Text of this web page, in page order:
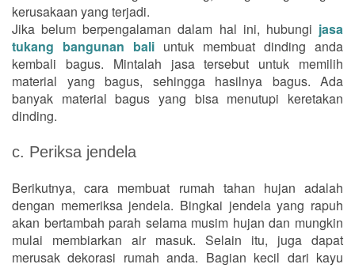
kerusakaan yang terjadi.
Jika belum berpengalaman dalam hal ini, hubungi jasa
tukang bangunan bali untuk membuat dinding anda
kembali bagus. Mintalah jasa tersebut untuk memilih
material yang bagus, sehingga hasilnya bagus. Ada
banyak material bagus yang bisa menutupi keretakan
dinding.
c. Periksa jendela
Berikutnya, cara membuat rumah tahan hujan adalah
dengan memeriksa jendela. Bingkai jendela yang rapuh
akan bertambah parah selama musim hujan dan mungkin
mulai membiarkan air masuk. Selain itu, juga dapat
merusak dekorasi rumah anda. Bagian kecil dari kayu